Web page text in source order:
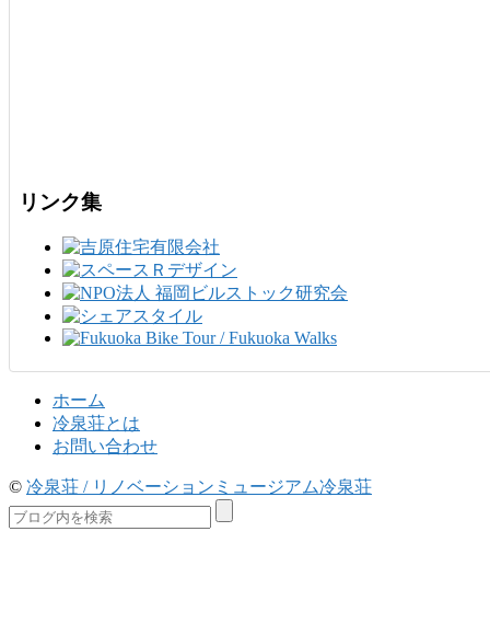
リンク集
ホーム
冷泉荘とは
お問い合わせ
© 冷泉荘 / リノベーションミュージアム冷泉荘